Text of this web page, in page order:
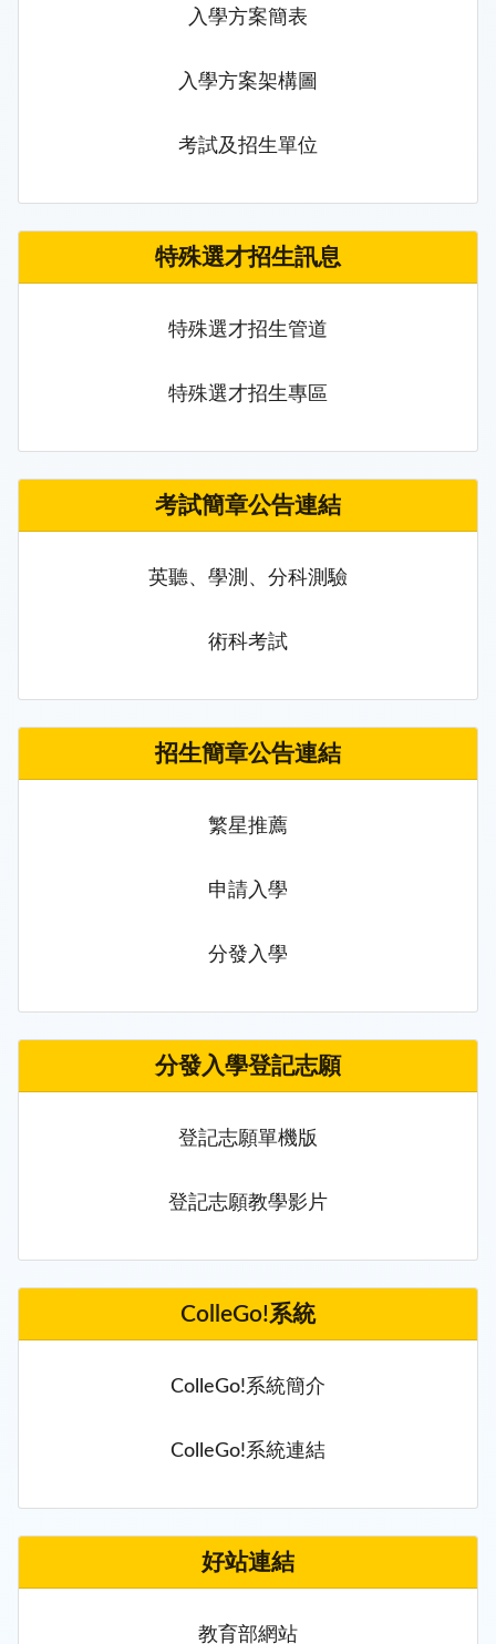
入學方案簡表
入學方案架構圖
考試及招生單位
特殊選才招生訊息
特殊選才招生管道
特殊選才招生專區
考試簡章公告連結
英聽、學測、分科測驗
術科考試
招生簡章公告連結
繁星推薦
申請入學
分發入學
分發入學登記志願
登記志願單機版
登記志願教學影片
ColleGo!系統
ColleGo!系統簡介
ColleGo!系統連結
好站連結
教育部網站